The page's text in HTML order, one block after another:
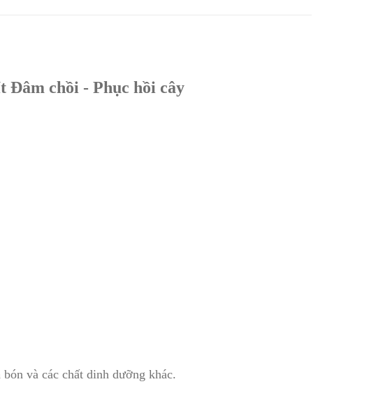
Đâm chồi - Phục hồi cây
và các chất dinh dưỡng khác.